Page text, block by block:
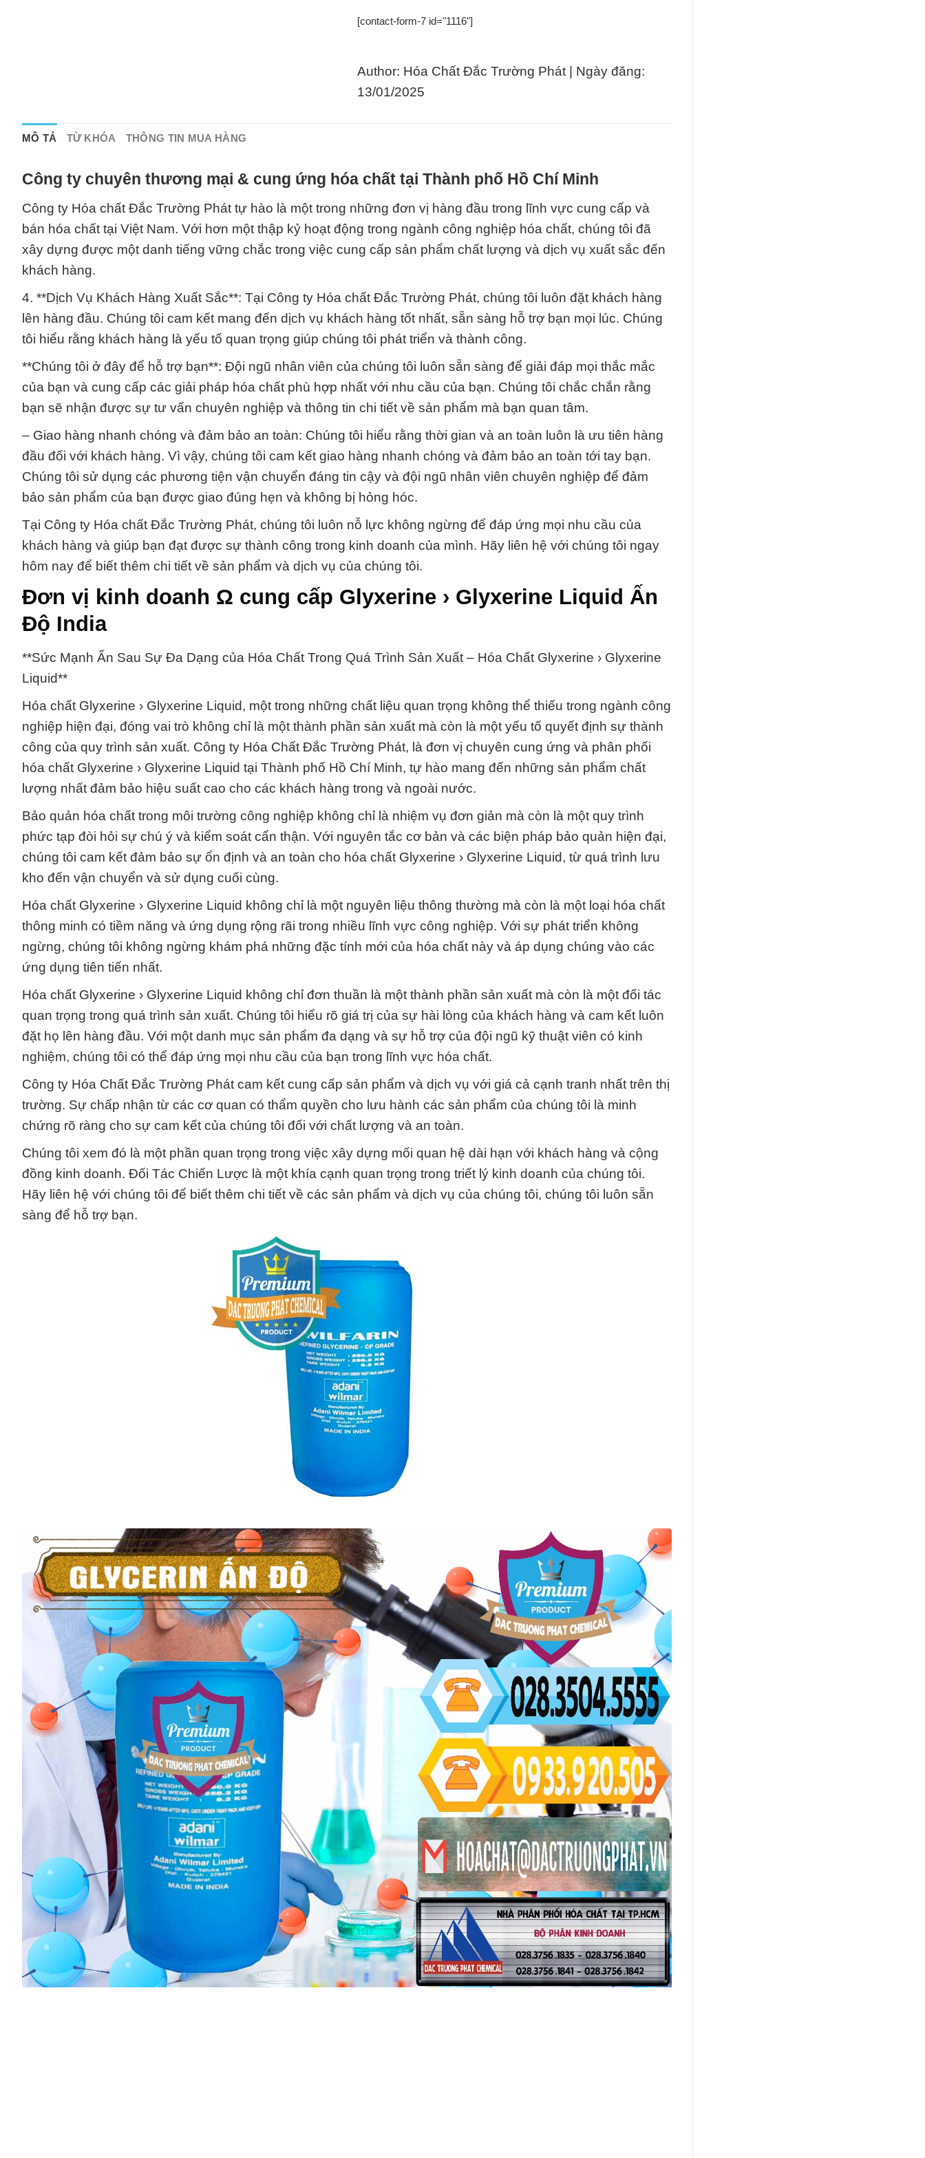
[contact-form-7 id="1116"]
Author: Hóa Chất Đắc Trường Phát | Ngày đăng:
13/01/2025
MÔ TẢ TỪ KHÓA THÔNG TIN MUA HÀNG
Công ty chuyên thương mại & cung ứng hóa chất tại Thành phố Hồ Chí Minh
Công ty Hóa chất Đắc Trường Phát tự hào là một trong những đơn vị hàng đầu trong lĩnh vực cung cấp và
bán hóa chất tại Việt Nam. Với hơn một thập kỷ hoạt động trong ngành công nghiệp hóa chất, chúng tôi đã
xây dựng được một danh tiếng vững chắc trong việc cung cấp sản phẩm chất lượng và dịch vụ xuất sắc đến
khách hàng.
4. **Dịch Vụ Khách Hàng Xuất Sắc**: Tại Công ty Hóa chất Đắc Trường Phát, chúng tôi luôn đặt khách hàng
lên hàng đầu. Chúng tôi cam kết mang đến dịch vụ khách hàng tốt nhất, sẵn sàng hỗ trợ bạn mọi lúc. Chúng
tôi hiểu rằng khách hàng là yếu tố quan trọng giúp chúng tôi phát triển và thành công.
**Chúng tôi ở đây để hỗ trợ bạn**: Đội ngũ nhân viên của chúng tôi luôn sẵn sàng để giải đáp mọi thắc mắc
của bạn và cung cấp các giải pháp hóa chất phù hợp nhất với nhu cầu của bạn. Chúng tôi chắc chắn rằng
bạn sẽ nhận được sự tư vấn chuyên nghiệp và thông tin chi tiết về sản phẩm mà bạn quan tâm.
– Giao hàng nhanh chóng và đảm bảo an toàn: Chúng tôi hiểu rằng thời gian và an toàn luôn là ưu tiên hàng
đầu đối với khách hàng. Vì vậy, chúng tôi cam kết giao hàng nhanh chóng và đảm bảo an toàn tới tay bạn.
Chúng tôi sử dụng các phương tiện vận chuyển đáng tin cậy và đội ngũ nhân viên chuyên nghiệp để đảm
bảo sản phẩm của bạn được giao đúng hẹn và không bị hỏng hóc.
Tại Công ty Hóa chất Đắc Trường Phát, chúng tôi luôn nỗ lực không ngừng để đáp ứng mọi nhu cầu của
khách hàng và giúp bạn đạt được sự thành công trong kinh doanh của mình. Hãy liên hệ với chúng tôi ngay
hôm nay để biết thêm chi tiết về sản phẩm và dịch vụ của chúng tôi.
Đơn vị kinh doanh Ω cung cấp Glyxerine › Glyxerine Liquid Ấn
Độ India
**Sức Mạnh Ẩn Sau Sự Đa Dạng của Hóa Chất Trong Quá Trình Sản Xuất – Hóa Chất Glyxerine › Glyxerine
Liquid**
Hóa chất Glyxerine › Glyxerine Liquid, một trong những chất liệu quan trọng không thể thiếu trong ngành công
nghiệp hiện đại, đóng vai trò không chỉ là một thành phần sản xuất mà còn là một yếu tố quyết định sự thành
công của quy trình sản xuất. Công ty Hóa Chất Đắc Trường Phát, là đơn vị chuyên cung ứng và phân phối
hóa chất Glyxerine › Glyxerine Liquid tại Thành phố Hồ Chí Minh, tự hào mang đến những sản phẩm chất
lượng nhất đảm bảo hiệu suất cao cho các khách hàng trong và ngoài nước.
Bảo quản hóa chất trong môi trường công nghiệp không chỉ là nhiệm vụ đơn giản mà còn là một quy trình
phức tạp đòi hỏi sự chú ý và kiểm soát cẩn thận. Với nguyên tắc cơ bản và các biện pháp bảo quản hiện đại,
chúng tôi cam kết đảm bảo sự ổn định và an toàn cho hóa chất Glyxerine › Glyxerine Liquid, từ quá trình lưu
kho đến vận chuyển và sử dụng cuối cùng.
Hóa chất Glyxerine › Glyxerine Liquid không chỉ là một nguyên liệu thông thường mà còn là một loại hóa chất
thông minh có tiềm năng và ứng dụng rộng rãi trong nhiều lĩnh vực công nghiệp. Với sự phát triển không
ngừng, chúng tôi không ngừng khám phá những đặc tính mới của hóa chất này và áp dụng chúng vào các
ứng dụng tiên tiến nhất.
Hóa chất Glyxerine › Glyxerine Liquid không chỉ đơn thuần là một thành phần sản xuất mà còn là một đối tác
quan trọng trong quá trình sản xuất. Chúng tôi hiểu rõ giá trị của sự hài lòng của khách hàng và cam kết luôn
đặt họ lên hàng đầu. Với một danh mục sản phẩm đa dạng và sự hỗ trợ của đội ngũ kỹ thuật viên có kinh
nghiệm, chúng tôi có thể đáp ứng mọi nhu cầu của bạn trong lĩnh vực hóa chất.
Công ty Hóa Chất Đắc Trường Phát cam kết cung cấp sản phẩm và dịch vụ với giá cả cạnh tranh nhất trên thị
trường. Sự chấp nhận từ các cơ quan có thẩm quyền cho lưu hành các sản phẩm của chúng tôi là minh
chứng rõ ràng cho sự cam kết của chúng tôi đối với chất lượng và an toàn.
Chúng tôi xem đó là một phần quan trọng trong việc xây dựng mối quan hệ dài hạn với khách hàng và cộng
đồng kinh doanh. Đối Tác Chiến Lược là một khía cạnh quan trọng trong triết lý kinh doanh của chúng tôi.
Hãy liên hệ với chúng tôi để biết thêm chi tiết về các sản phẩm và dịch vụ của chúng tôi, chúng tôi luôn sẵn
sàng để hỗ trợ bạn.